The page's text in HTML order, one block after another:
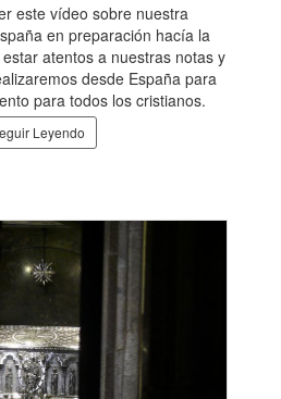
este vídeo sobre nuestra
en preparación hacía la
atentos a nuestras notas y
desde España para
para todos los cristianos.
Leyendo